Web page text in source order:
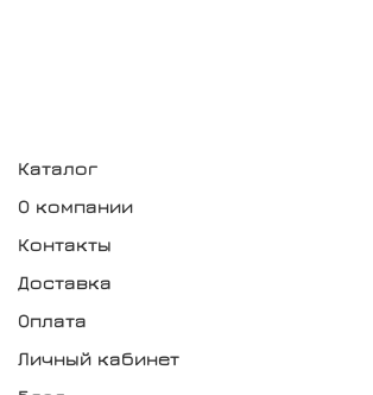
Каталог
О компании
Контакты
Доставка
Оплата
Личный кабинет